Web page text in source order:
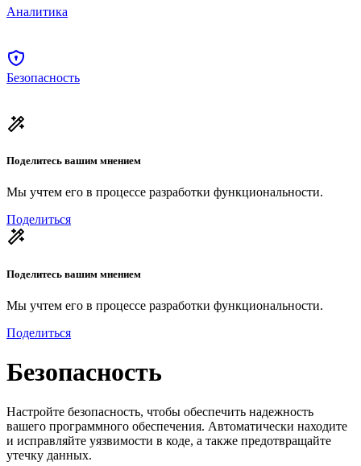
Аналитика
Безопасность
Поделитесь вашим мнением
Мы учтем его в процессе разработки функциональности.
Поделиться
Поделитесь вашим мнением
Мы учтем его в процессе разработки функциональности.
Поделиться
Безопасность
Настройте безопасность, чтобы обеспечить надежность
вашего программного обеспечения. Автоматически находите
и исправляйте уязвимости в коде, а также предотвращайте
утечку данных.